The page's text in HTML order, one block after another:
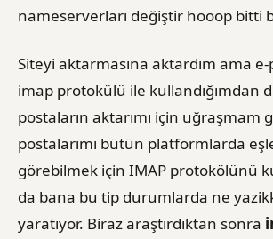
nameserverları değiştir hooop bitti
Siteyi aktarmasına aktardım ama e-
imap protokülü ile kullandığımdan
postaların aktarımı için uğraşmam
postalarımı bütün platformlarda
görebilmek için IMAP protokölünü
da bana bu tip durumlarda ne
yaratıyor. Biraz araştırdıktan sonra